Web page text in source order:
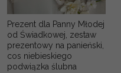
Prezent dla Panny Młodej
od Świadkowej, zestaw
prezentowy na panieński,
cos niebieskiego
podwiązka ślubna